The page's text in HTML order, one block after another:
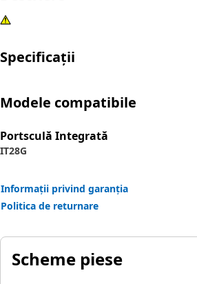
Specificații
Modele compatibile
Portsculă Integrată
IT28G
Informații privind garanția
Politica de returnare
Scheme piese